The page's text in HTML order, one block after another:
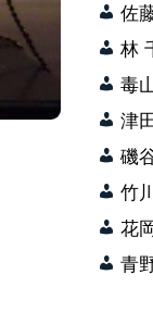
佐
林
毒
津
磯
竹
花
青